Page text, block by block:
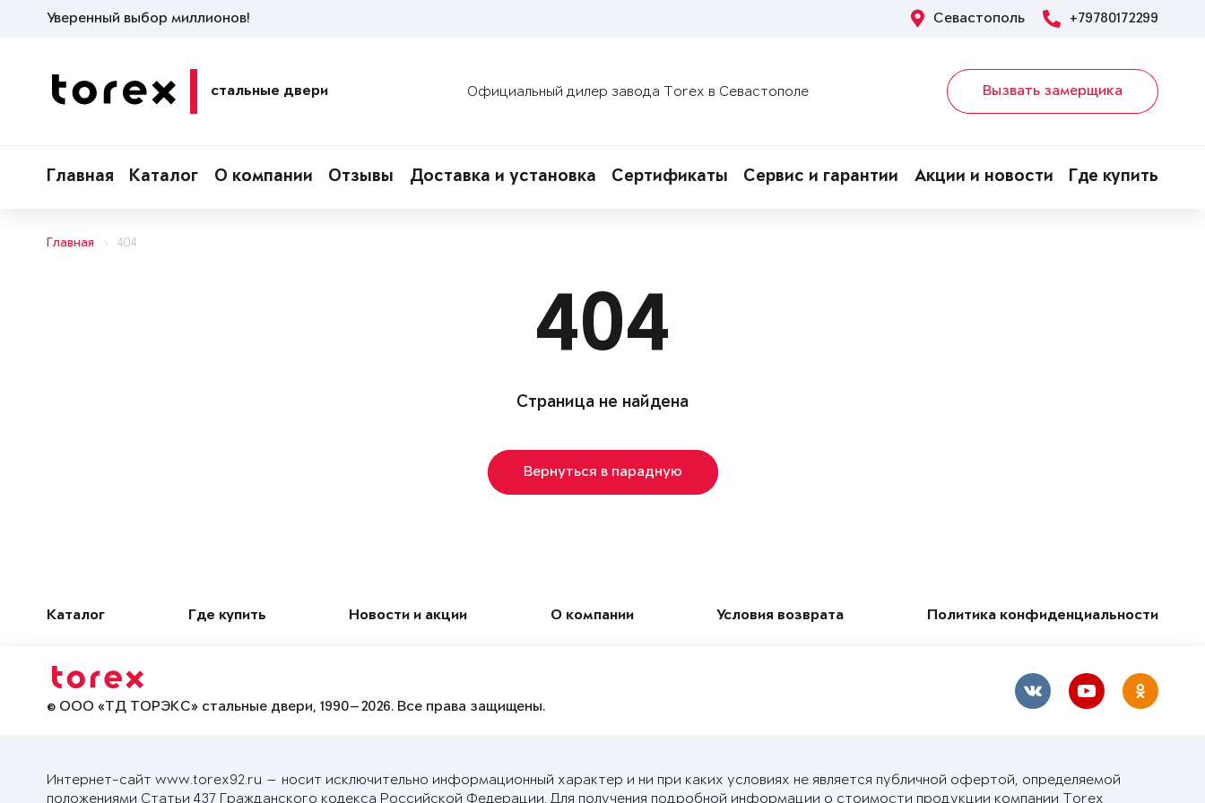
Уверенный выбор миллионов! Севастополь +79780172299
стальные двери Официальный дилер завода Torex в Севастополе Вызвать замерщика
Главная Каталог О компании Отзывы Доставка и установка Сертификаты Сервис и гарантии Акции и новости Где купить
Главная 404
404
Страница не найдена
Вернуться в парадную
Каталог Где купить Новости и акции О компании Условия возврата Политика конфиденциальности
© ООО «ТД ТОРЭКС» стальные двери, 1990—2026. Все права защищены.
Интернет-сайт www.torex92.ru — носит исключительно информационный характер и ни при каких условиях не является публичной офертой, определяемой
положениями Статьи 437 Гражданского кодекса Российской Федерации. Для получения подробной информации о стоимости продукции компании Torex